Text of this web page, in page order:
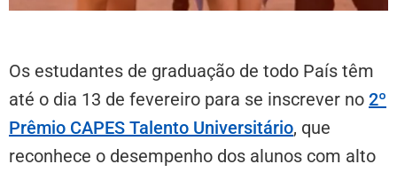
Os estudantes de graduação de todo País têm
até o dia 13 de fevereiro para se inscrever no 2º
Prêmio CAPES Talento Universitário, que
reconhece o desempenho dos alunos com alto